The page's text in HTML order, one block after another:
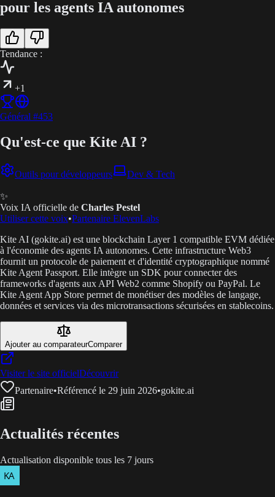
pour les agents IA autonomes
Tendance :
+1
Général #453
Qu'est-ce que Kite AI ?
Outils pour développeurs Dev & Tech
✨
Voix IA officielle de Charles Pestel
Utiliser cette voix•Partenaire ElevenLabs
Kite AI (gokite.ai) est une blockchain Layer 1 compatible EVM dédiée
à l'économie des agents IA autonomes. Cette infrastructure Web3
fournit un protocole de paiement et d'identité cryptographique nommé
Kite Agent Passport. Elle intègre un SDK pour connecter des
frameworks d'agents aux API Web2 comme Shopify ou PayPal. Le
Kite Agent App Store permet de monétiser des modèles de langage,
données et services via des microtransactions sécurisées en stablecoins.
Ajouter au comparateurComparer
Visiter le site officielDécouvrir
Partenaire•Référencé le 29 juin 2026•gokite.ai
Actualités récentes
Actualisation disponible tous les 7 jours